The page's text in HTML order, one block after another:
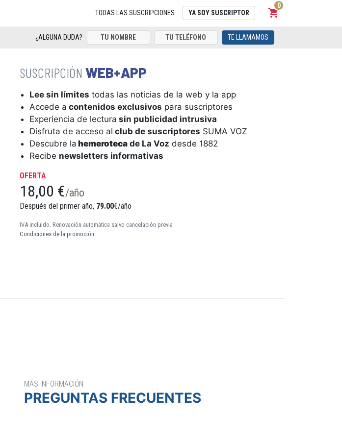
TODAS LAS SUSCRIPCIONES YA SOY SUSCRIPTOR shopping_cart
Carrito
0
¿ALGUNA DUDA? TE LLAMAMOS
WEB+APP
Lee sin límites todas las noticias de la web y la app
Accede a contenidos exclusivos para suscriptores
Experiencia de lectura sin publicidad intrusiva
Disfruta de acceso al club de suscriptores SUMA VOZ
Descubre la hemeroteca de La Voz desde 1882
Recibe newsletters informativas
OFERTA
18,00 €/año
Después del primer año, 79.00€/año
IVA incluido. Renovación automática salvo cancelación previa
Condiciones de la promoción
MÁS INFORMACIÓN
PREGUNTAS FRECUENTES